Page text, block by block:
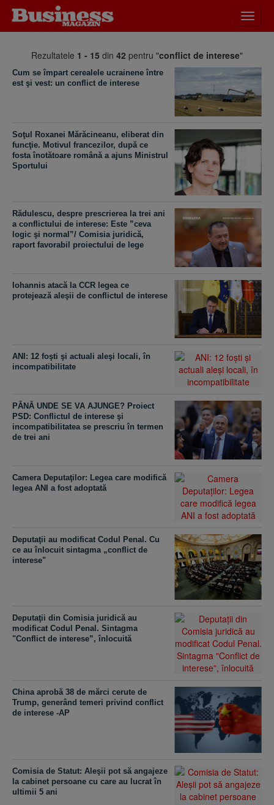
meniu
Rezultatele 1 - 15 din 42 pentru "conflict de interese"
Cum se împart cerealele ucrainene între
est şi vest: un conflict de interese
Soţul Roxanei Mărăcineanu, eliberat din
funcţie. Motivul francezilor, după ce
fosta înotătoare română a ajuns Ministrul
Sportului
Rădulescu, despre prescrierea la trei ani
a conflictului de interese: Este ”ceva
logic şi normal”/ Comisia juridică,
raport favorabil proiectului de lege
Iohannis atacă la CCR legea ce
protejează aleşii de conflictul de interese
ANI: 12 foşti şi actuali aleşi locali, în
incompatibilitate
PÂNĂ UNDE SE VA AJUNGE? Proiect
PSD: Conflictul de interese şi
incompatibilitatea se prescriu în termen
de trei ani
Camera Deputaţilor: Legea care modifică
legea ANI a fost adoptată
Deputaţii au modificat Codul Penal. Cu
ce au înlocuit sintagma „conflict de
interese"
Deputaţii din Comisia juridică au
modificat Codul Penal. Sintagma
"Conflict de interese”, înlocuită
China aprobă 38 de mărci cerute de
Trump, generând temeri privind conflict
de interese -AP
Comisia de Statut: Aleşii pot să angajeze
la cabinet persoane cu care au lucrat în
ultimii 5 ani